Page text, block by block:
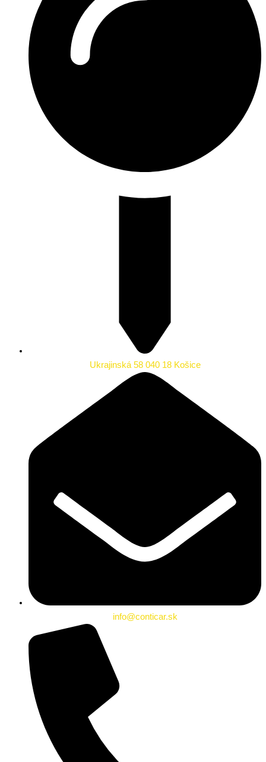
Ukrajinská 58 040 18 Košice
info@conticar.sk